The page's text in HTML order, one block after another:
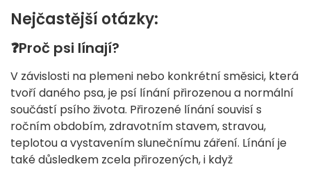
Nejčastější otázky:
❓Proč psi línají?
V závislosti na plemeni nebo konkrétní směsici, která
tvoří daného psa, je psí línání přirozenou a normální
součástí psího života. Přirozené línání souvisí s
ročním obdobím, zdravotním stavem, stravou,
teplotou a vystavením slunečnímu záření. Línání je
také důsledkem zcela přirozených, i když